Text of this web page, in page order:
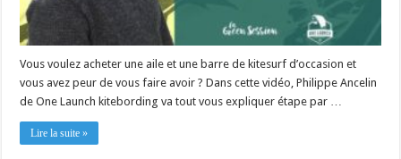
Vous voulez acheter une aile et une barre de kitesurf d’occasion et
vous avez peur de vous faire avoir ? Dans cette vidéo, Philippe Ancelin
de One Launch kitebording va tout vous expliquer étape par …
Lire la suite »